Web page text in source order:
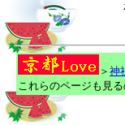
＞ 神
これらのページも見